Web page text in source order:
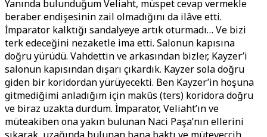
Yanında bulunduğum Veliaht, müspet cevap vermekle
beraber endişesinin zail olmadığını da ilâve etti.
İmparator kalktığı sandalyeye artık oturmadı… Ve bizi
terk edeceğini nezaketle ima etti. Salonun kapısına
doğru yürüdü. Vahdettin ve arkasından bizler, Kayzer’i
salonun kapısından dışarı çıkardık. Kayzer sola doğru
giden bir koridordan yürüyecekti. Ben Kayzer’in hoşuna
gitmediğimi anladığım için makûs (ters) koridora doğru
ve biraz uzakta durdum. İmparator, Veliaht’ın ve
müteakiben ona yakın bulunan Naci Paşa’nın ellerini